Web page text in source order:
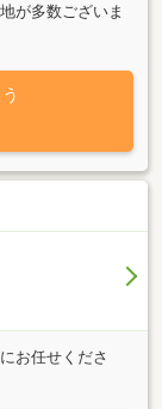
が多数ございま
わせくださいま
お任せくださ